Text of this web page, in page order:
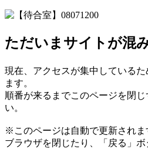
ただいまサイトが混
現在、アクセスが集中している
ます。
順番が来るまでこのページを閉
い。
※このページは自動で更新されま
ブラウザを閉じたり、「戻る」